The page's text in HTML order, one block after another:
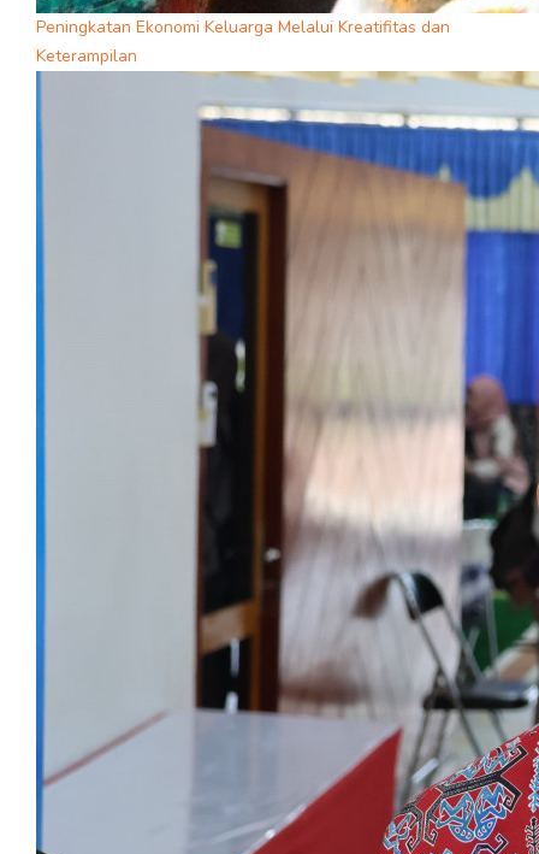
Peningkatan Ekonomi Keluarga Melalui Kreatifitas dan
Keterampilan